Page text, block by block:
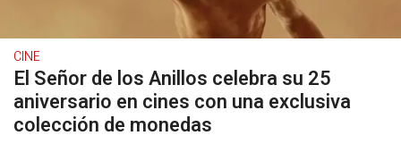
CINE
El Señor de los Anillos celebra su 25
aniversario en cines con una exclusiva
colección de monedas